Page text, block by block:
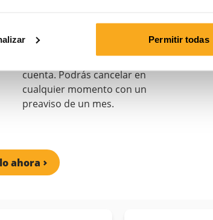
Permitir todas
suscripción en cualquier
momento fácilmente en tu
cuenta. Podrás cancelar en
cualquier momento con un
preaviso de un mes.
ahora